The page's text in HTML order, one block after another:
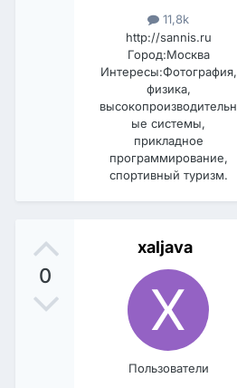
11,8k
http://sannis.ru
Город:Москва
Интересы:Фотография,
физика,
высокопроизводительн
ые системы,
прикладное
программирование,
спортивный туризм.
0
xaljava
Пользователи